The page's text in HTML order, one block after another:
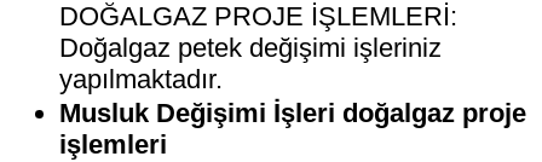
DOĞALGAZ PROJE İŞLEMLERİ:
Doğalgaz petek değişimi işleriniz
yapılmaktadır.
Musluk Değişimi İşleri doğalgaz proje
işlemleri